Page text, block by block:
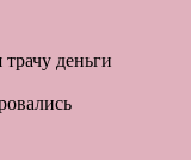
деньги